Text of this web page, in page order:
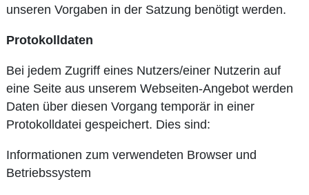
unseren Vorgaben in der Satzung benötigt werden.
Protokolldaten
Bei jedem Zugriff eines Nutzers/einer Nutzerin auf
eine Seite aus unserem Webseiten-Angebot werden
Daten über diesen Vorgang temporär in einer
Protokolldatei gespeichert. Dies sind:
Informationen zum verwendeten Browser und
Betriebssystem